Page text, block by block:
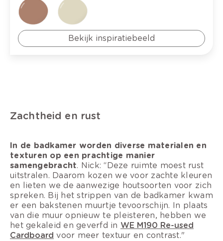
Bekijk inspiratiebeeld
Zachtheid en rust
In de badkamer worden diverse materialen en
texturen op een prachtige manier
samengebracht. Nick: “Deze ruimte moest rust
uitstralen. Daarom kozen we voor zachte kleuren
en lieten we de aanwezige houtsoorten voor zich
spreken. Bij het strippen van de badkamer kwam
er een bakstenen muurtje tevoorschijn. In plaats
van die muur opnieuw te pleisteren, hebben we
het gekaleid en geverfd in WE M190 Re-used
Cardboard voor meer textuur en contrast."